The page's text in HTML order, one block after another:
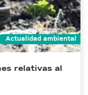
Actualidad ambiental
relativas al